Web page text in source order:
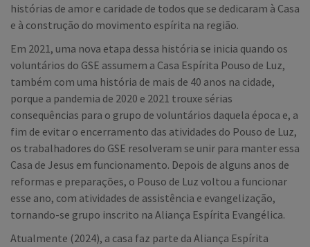
histórias de amor e caridade de todos que se dedicaram à Casa
e à construção do movimento espírita na região.
Em 2021, uma nova etapa dessa história se inicia quando os
voluntários do GSE assumem a Casa Espírita Pouso de Luz,
também com uma história de mais de 40 anos na cidade,
porque a pandemia de 2020 e 2021 trouxe sérias
consequências para o grupo de voluntários daquela época e, a
fim de evitar o encerramento das atividades do Pouso de Luz,
os trabalhadores do GSE resolveram se unir para manter essa
Casa de Jesus em funcionamento. Depois de alguns anos de
reformas e preparações, o Pouso de Luz voltou a funcionar
esse ano, com atividades de assistência e evangelização,
tornando-se grupo inscrito na Aliança Espírita Evangélica.
Atualmente (2024), a casa faz parte da Aliança Espírita